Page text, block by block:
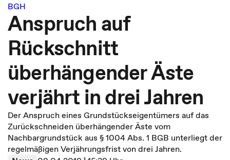
BGH
Anspruch auf
Rückschnitt
überhängender Äste
verjährt in drei Jahren
Der Anspruch eines Grundstückseigentümers auf das
Zurückschneiden überhängender Äste vom
Nachbargrundstück aus § 1004 Abs. 1 BGB unterliegt der
regelmäßigen Verjährungsfrist von drei Jahren.